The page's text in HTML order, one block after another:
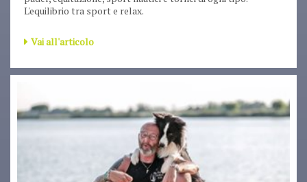
L'equilibrio tra sport e relax.
Vai all'articolo